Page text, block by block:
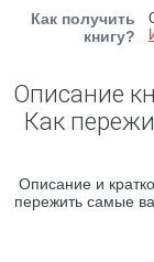
Как получить
книгу?
Описание
Как
Описание и
пережить самые